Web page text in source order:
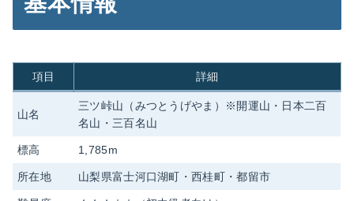
項目 詳細
山名
三ツ峠山（みつとうげやま）※開運山・日本二百
名山・三百名山
標高 1,785m
所在地 山梨県富士河口湖町・西桂町・都留市